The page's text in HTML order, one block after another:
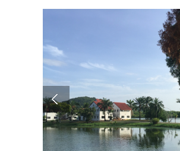
Previous